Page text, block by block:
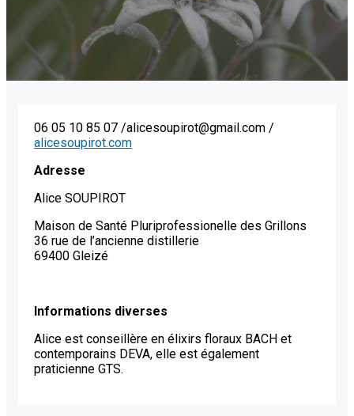
06 05 10 85 07 /alicesoupirot@gmail.com /
alicesoupirot.com
Adresse
Alice SOUPIROT
Maison de Santé Pluriprofessionelle des Grillons
36 rue de l’ancienne distillerie
69400 Gleizé
Informations diverses
Alice est conseillère en élixirs floraux BACH et
contemporains DEVA, elle est également
praticienne GTS.